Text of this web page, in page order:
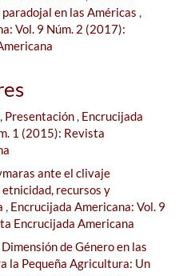
en las Américas ,
Vol. 9 Núm. 2 (2017):
Presentación, Encrucijada
1 (2015): Revista
ante el clivaje
recursos y
, Encrucijada Americana: Vol. 9
Encrucijada Americana
Dimensión de Género en las
la Pequeña Agricultura: Un